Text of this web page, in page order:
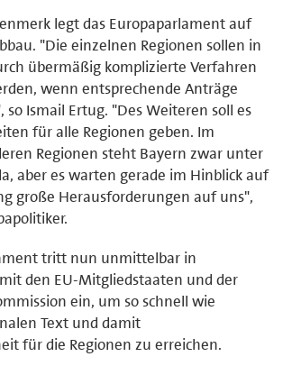
legt das Europaparlament auf
"Die einzelnen Regionen sollen in
übermäßig komplizierte Verfahren
wenn entsprechende Anträge
so Ismail Ertug. "Des Weiteren soll es
für alle Regionen geben. Im
Regionen steht Bayern zwar unter
aber es warten gerade im Hinblick auf
große Herausforderungen auf uns",
tritt nun unmittelbar in
den EU-Mitgliedstaaten und der
ein, um so schnell wie
Text und damit
für die Regionen zu erreichen.